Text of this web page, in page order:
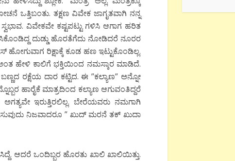
ಒತ್ತಿಬಂತು. ತಕ್ಷಣ ವಿವೇಕ ಜಾಗೃತವಾಗಿ ನನ್ನ
ವಿವೇಕವೇ ಕಷ್ಟಪಟ್ಟು ಗಳಿಸಿ ಆಗಾಗ ಹರಿತ
ದುಡ್ಡು ಹೊರತೆಗೆದು ನೋಡಿದರೆ ನೂರರ
ಹೋಗುವಾಗ ರಿಕ್ಷಾಕ್ಕೆ ಕೂಡ ಹಣ ಇಟ್ಟುಕೊಂಡಿಲ್ಲ.
ಅಂತ ಹೇಳಿ ಕಾಲಿಗೆ ಭಕ್ತಿಯಿಂದ ನಮಸ್ಕಾರ ಮಾಡಿದೆ.
ರಕ್ಷೆಯ ದಾರ ಕಟ್ಟಿದ. ಈ ”ಕಲ್ಯಾಣ” ಅನ್ನೋ
ಹಾರೈಕೆ ಮಾತ್ರದಿಂದ ಕಲ್ಯಾಣ ಆಗುವಂತಿದ್ದರೆ
ಇರುತ್ತಿರಲಿಲ್ಲ. ಬೇರೆಯವರು ನಮಗಾಗಿ
ನಿಜವಾದರೂ ” ಖುದ್ ಮರನೆ ತಕ್ ಖುದಾ
ಆದರೆ ಒಂದಿಬ್ಬರ ಹೊರತು ಖಾಲಿ ಖಾಲಿಯಿತ್ತು.